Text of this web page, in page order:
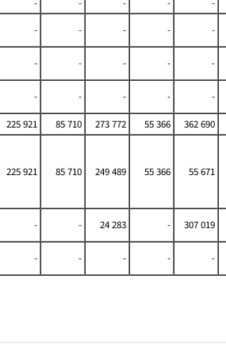
- - - -
-
- - - -
-
- - - -
-
225 921 85 710 273 772 55 366
362 690
225 921 85 710 249 489 55 366 55 671
- - 24 283 -
307 019
- - - - -